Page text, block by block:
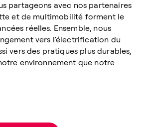
partageons avec nos partenaires
et de multimobilité forment le
réelles. Ensemble, nous
vers l'électrification du
vers des pratiques plus durables,
environnement que notre